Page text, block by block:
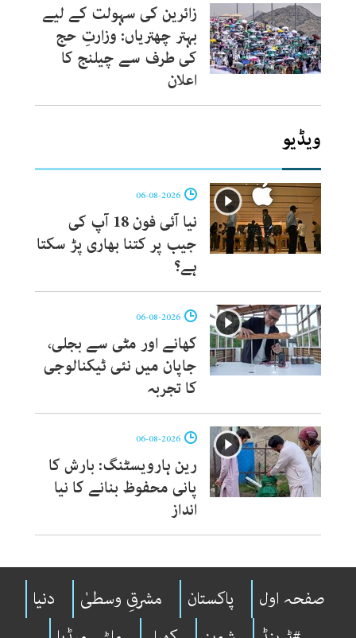
زائرین کی سہولت کے لیے
بہتر چھتریاں: وزارتِ حج
کی طرف سے چیلنج کا
اعلان
ویڈیو
نیا آئی فون 18 آپ کی
جیب پر کتنا بھاری پڑ سکتا
ہے؟
کھانے اور مٹی سے بجلی،
جاپان میں نئی ٹیکنالوجی
کا تجربہ
رین ہارویسٹنگ: بارش کا
پانی محفوظ بنانے کا نیا
انداز
صفحہ اول پاکستان مشرقِ وسطیٰ
دنیا